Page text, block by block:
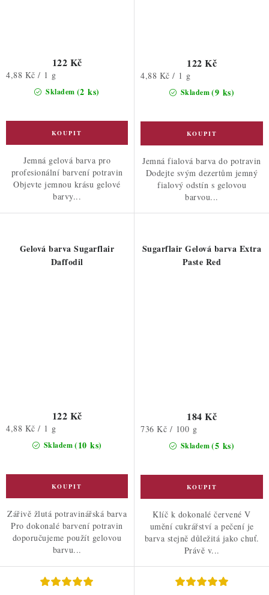
Skladem (2 ks)
122 Kč
Měrná
4,88 Kč / 1 g
Jemná gelová barva pro
profesionální barvení potravin
Objevte jemnou krásu gelové
barvy...
Skladem(9 ks)
122 Kč
Měrná
4,88 Kč / 1 g
Jemná fialová barva do potravin
Dodejte svým dezertům jemný
fialový odstín s gelovou
barvou...
Gelová barva Sugarflair
Daffodil
Skladem(10 ks)
122 Kč
Měrná
4,88 Kč / 1 g
Zářivě žlutá potravinářská barva
Pro dokonalé barvení potravin
doporučujeme použít gelovou
barvu...
Sugarflair Gelová barva Extra
Paste Red
Skladem(5 ks)
184 Kč
Měrná
736 Kč / 100 g
Klíč k dokonalé červené V
umění cukrářství a pečení je
barva stejně důležitá jako chuť.
Právě v...